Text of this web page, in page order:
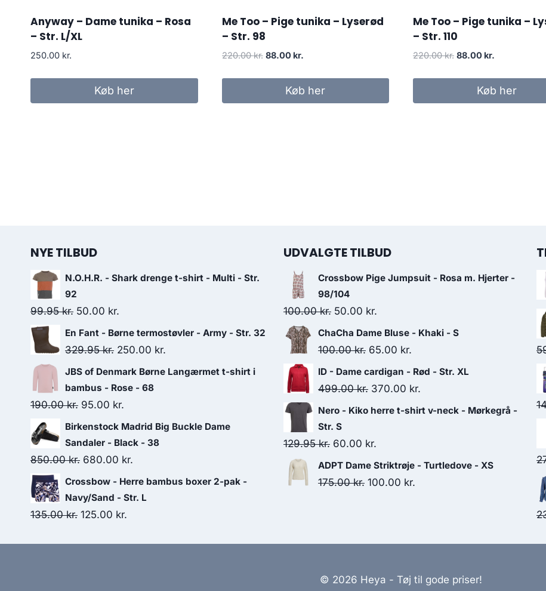
Anyway – Dame tunika – Rosa
– Str. L/XL
250.00 kr.
Køb her
Me Too – Pige tunika – Lyserød
– Str. 98
220.00kr. Original
220.00 kr..
88.00 kr.
88.00 kr..
Køb her
Me Too – Pige tunika –
– Str. 110
220.00kr. Original
220.00 kr..
88.00 kr.
88.00 kr..
Køb her
NYE TILBUD
N.O.H.R. - Shark drenge t-shirt - Multi - Str.
92
99.95kr. Original
price
was:
50.00 kr.
price
is:
En Fant - Børne termostøvler - Army - Str. 32
329.95kr. Original
price
was:
329.95 kr..
250.00 kr.
price
JBS of Denmark Børne Langærmet t-shirt i
bambus - Rose - 68
190.00kr. Original
price
was:
190.00 kr..
95.00 kr.
price
is:
95.00 kr..
Birkenstock Madrid Big Buckle Dame
Sandaler - Black - 38
850.00kr. Original
price
was:
850.00 kr..
680.00 kr.
price
is:
Crossbow - Herre bambus boxer 2-pak -
Navy/Sand - Str. L
135.00kr. Original
125.00 kr.
UDVALGTE TILBUD
Crossbow Pige Jumpsuit - Rosa m. Hjerter -
98/104
100.00kr. Original
price
was:
50.00 kr.
price
is:
ChaCha Dame Bluse - Khaki - S
100.00kr. Original
price
was:
65.00 kr.
price
is:
ID - Dame cardigan - Rød - Str. XL
499.00kr. Original
price
499.00 kr..
370.00 kr.
price
Nero - Kiko herre t-shirt v-neck - Mørkegrå -
Str. S
129.95kr. Original
price
was:
60.00 kr.
price
is:
ADPT Dame Striktrøje - Turtledove - XS
175.00kr. Original
100.00 kr.
© 2026 Heya - Tøj til gode priser!